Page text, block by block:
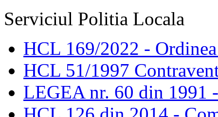
Serviciul Politia Locala
HCL 169/2022 -
HCL 51/1997
LEGEA nr. 60 din 1991